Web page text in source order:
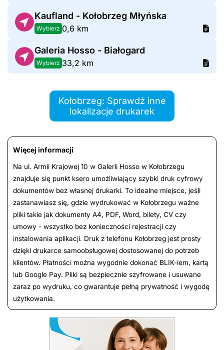
Kaufland - Kołobrzeg Młyńska
Wybierz 0,6 km
Galeria Hosso - Białogard
Wybierz 33,2 km
Kołobrzeg: Sprawdź inne
lokalizacje drukarek
Więcej informacji
Na ul. Armii Krajowej 10 w Galerii Hosso w Kołobrzegu
znajduje się punkt ksero umożliwiający szybki druk cyfrowy
dokumentów bez własnej drukarki. To idealne miejsce, jeśli
zastanawiasz się, gdzie wydrukować w Kołobrzegu ważne
pliki takie jak dokumenty A4, PDF, Word, bilety, CV czy
umowy - wszystko bez konieczności rejestracji czy
instalowania aplikacji. Druk z telefonu Kołobrzeg jest prosty
dzięki drukarce samoobsługowej dostosowanej do potrzeb
klientów. Płatności można wygodnie dokonać BLIK-iem, kartą
lub Google Pay. Pliki są bezpiecznie szyfrowane i usuwane
zaraz po wydruku, co gwarantuje pełną prywatność i wygodę
użytkowania.